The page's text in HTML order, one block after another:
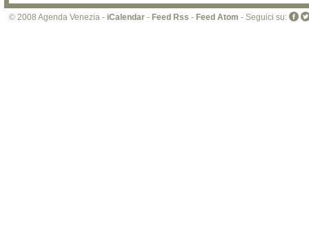
© 2008 Agenda Venezia - iCalendar - Feed Rss - Feed Atom - Seguici su: